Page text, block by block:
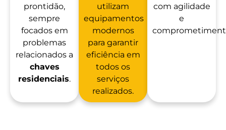
prontidão,
sempre
focados em
problemas
relacionados a
chaves
residenciais.
utilizam
equipamentos
modernos
para garantir
eficiência em
todos os
serviços
realizados.
com agilidade
e